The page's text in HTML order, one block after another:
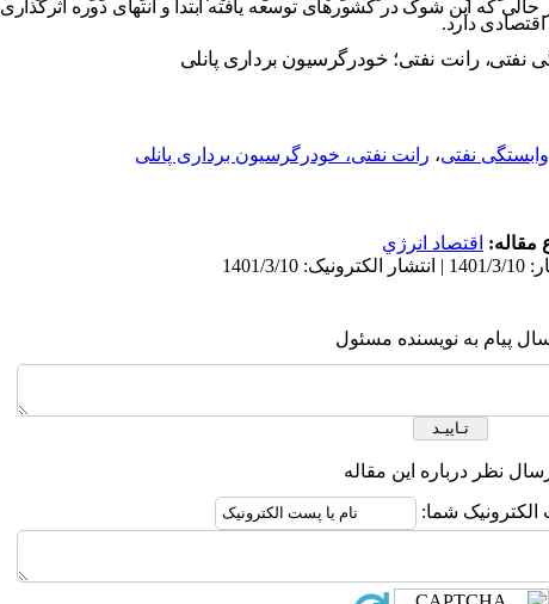
که این شوک در کشورهای توسعه یافته ابتدا و انتهای دوره اثرگذاری
دارد.
نفتی، رانت نفتی؛ خودرگرسیون برداری پانلی
وابستگی نفتی، رانت نفتی، خودرگرسیون برداری پانلی
مقاله: اقتصاد انرژي
پیام به نویسنده مسئول
نظر درباره این مقاله
الکترونیک شما: